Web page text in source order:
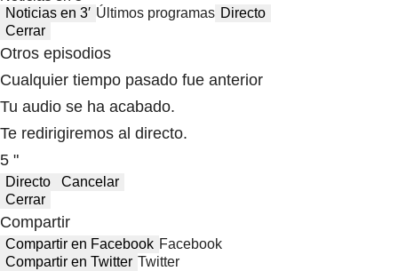
Noticias en 3′ Últimos programas Directo
Cerrar
Otros episodios
Cualquier tiempo pasado fue anterior
Tu audio se ha acabado.
Te redirigiremos al directo.
5 "
Directo
Cancelar
Cerrar
Compartir
Compartir en Facebook Facebook
Compartir en Twitter Twitter